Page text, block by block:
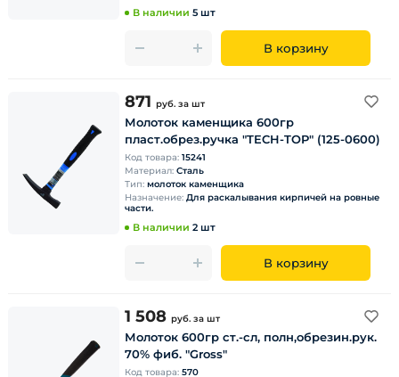
В наличии 5 шт
В корзину
871 руб. за шт
Молоток каменщика 600гр
пласт.обрез.ручка "TECH-TOP" (125-0600)
Код товара: 15241
Материал: Сталь
Тип: молоток каменщика
Назначение: Для раскалывания кирпичей на ровные
части.
В наличии 2 шт
В корзину
1 508 руб. за шт
Молоток 600гр ст.-сл, полн,обрезин.рук.
70% фиб. "Gross"
Код товара: 570